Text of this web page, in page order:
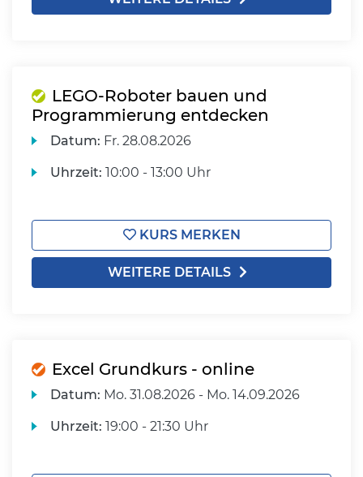
LEGO-Roboter bauen und
Programmierung entdecken
Datum: Fr. 28.08.2026
Uhrzeit: 10:00 - 13:00 Uhr
KURS MERKEN
WEITERE DETAILS
Excel Grundkurs - online
Datum: Mo. 31.08.2026 - Mo. 14.09.2026
Uhrzeit: 19:00 - 21:30 Uhr